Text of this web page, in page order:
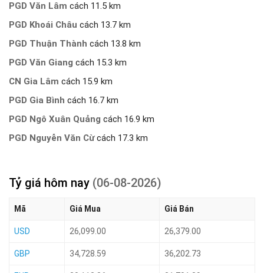
PGD Văn Lâm cách 11.5 km
PGD Khoái Châu cách 13.7 km
PGD Thuận Thành cách 13.8 km
PGD Văn Giang cách 15.3 km
CN Gia Lâm cách 15.9 km
PGD Gia Bình cách 16.7 km
PGD Ngô Xuân Quảng cách 16.9 km
PGD Nguyễn Văn Cừcách 17.3 km
Tỷ giá hôm nay (06-08-2026)
Mã Giá Mua Giá Bán
USD 26,099.00 26,379.00
GBP 34,728.59 36,202.73